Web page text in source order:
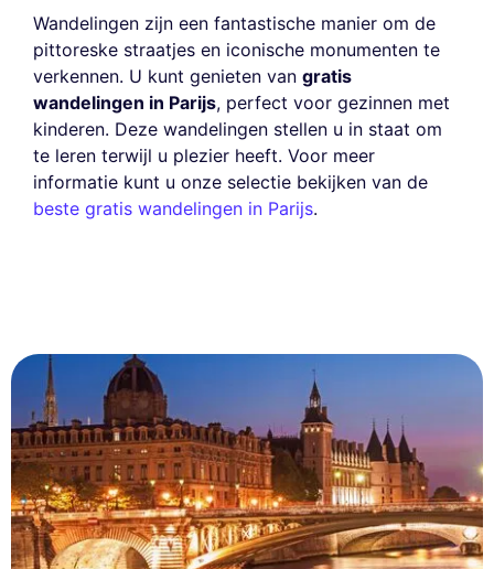
Wandelingen zijn een fantastische manier om de
pittoreske straatjes en iconische monumenten te
verkennen. U kunt genieten van gratis
wandelingen in Parijs, perfect voor gezinnen met
kinderen. Deze wandelingen stellen u in staat om
te leren terwijl u plezier heeft. Voor meer
informatie kunt u onze selectie bekijken van de
beste gratis wandelingen in Parijs.